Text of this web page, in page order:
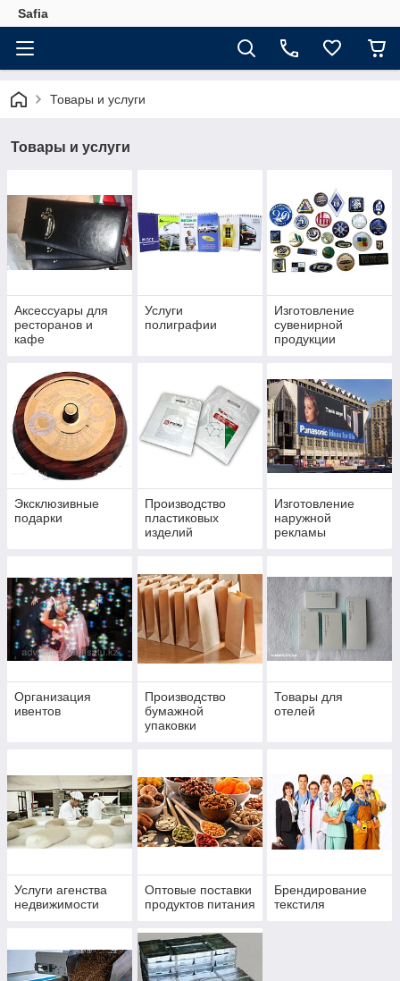
Safia
Товары и услуги
Товары и услуги
Аксессуары для
ресторанов и
кафе
Услуги
полиграфии
Изготовление
сувенирной
продукции
Эксклюзивные
подарки
Производство
пластиковых
изделий
Изготовление
наружной
рекламы
Организация
ивентов
Производство
бумажной
упаковки
Товары для
отелей
Услуги агенства
недвижимости
Оптовые поставки
продуктов питания
Брендирование
текстиля